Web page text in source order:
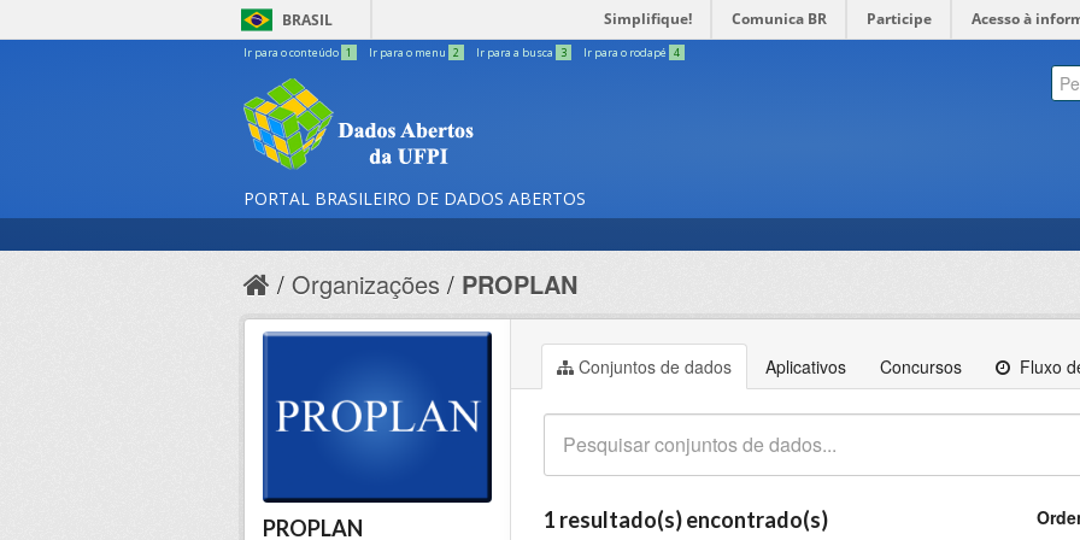
BRASIL Simplifique! Comunica BR Participe Acesso à
Ir para o conteúdo 1 Ir para o menu 2 Ir para a busca 3 Ir para o rodapé 4
PORTAL BRASILEIRO DE DADOS ABERTOS
Organizações PROPLAN
Conjuntos de dados Aplicativos Concursos Fluxo
1 resultado(s) encontrado(s)
PROPLAN